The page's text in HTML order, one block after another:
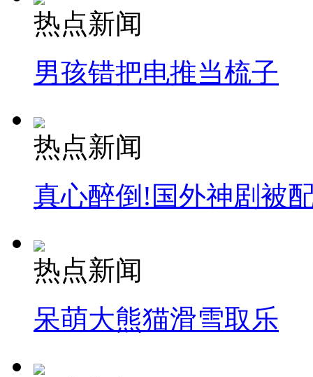
热点新闻
男孩错把电推当梳子
热点新闻
真心醉倒!国外神剧被
热点新闻
呆萌大熊猫滑雪取乐